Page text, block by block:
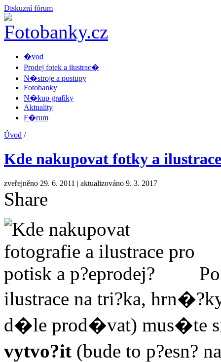
Diskuzní fórum
�vod
Prodej fotek a ilustrac�
N�stroje a postupy
Fotobanky
N�kup grafiky
Aktuality
F�rum
Úvod /
Kde nakupovat fotky a
zveřejněno 29. 6. 2011 | aktualizováno 9. 3. 2017
Share
ilustrace na tri?ka,
d�le prod�vat) mus�te
vytvo?it (bude to p?esn?